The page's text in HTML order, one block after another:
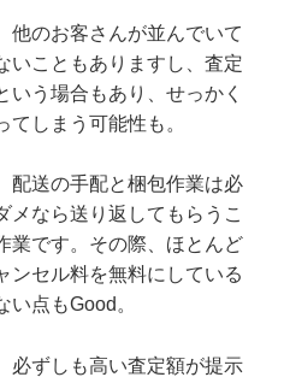
他のお客さんが並んでいて
いこともありますし、査定
う場合もあり、せっかく
しまう可能性も。
配送の手配と梱包作業は必
メなら送り返してもらうこ
業です。その際、ほとんど
ンセル料を無料にしている
点もGood。
必ずしも高い査定額が提示